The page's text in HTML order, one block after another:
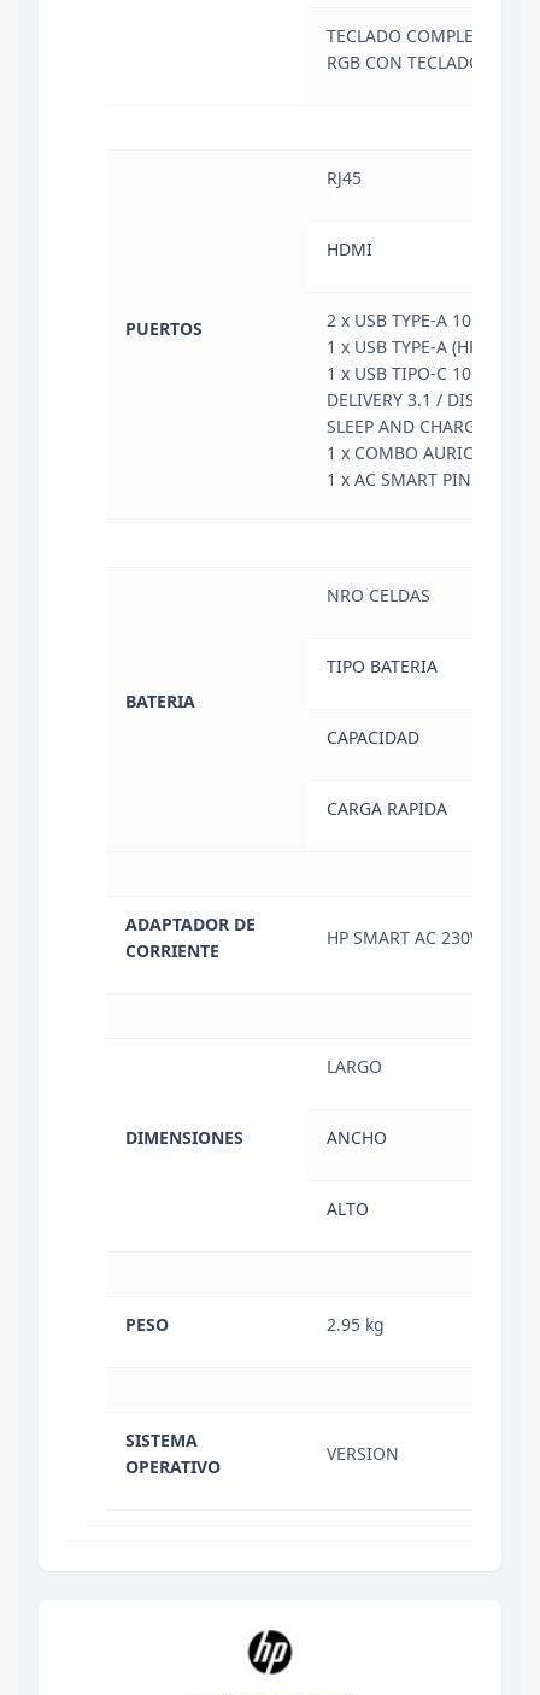
TECLADO COMPLETO
RGB CON TECLADO
PUERTOS
RJ45
HDMI
2 x USB TYPE-A 10 Gbps
1 x USB TYPE-A (HP SLEEP
1 x USB TIPO-C 10 Gbps
DELIVERY 3.1 /
SLEEP AND CHARGE)
1 x COMBO AURICULAR/
1 x AC SMART PIN
BATERIA
NRO CELDAS
TIPO BATERIA
CAPACIDAD
CARGA RAPIDA
ADAPTADOR DE
CORRIENTE
HP SMART AC 230W
DIMENSIONES
LARGO
ANCHO
ALTO
PESO 2.95 kg
SISTEMA
OPERATIVO
VERSION